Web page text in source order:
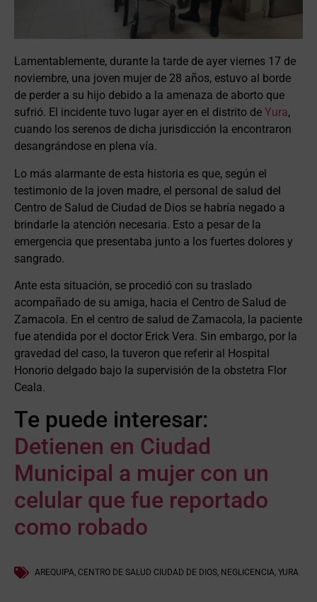
Lamentablemente, durante la tarde de ayer viernes 17 de
noviembre, una joven mujer de 28 años, estuvo al borde
de perder a su hijo debido a la amenaza de aborto que
sufrió. El incidente tuvo lugar ayer en el distrito de Yura,
cuando los serenos de dicha jurisdicción la encontraron
desangrándose en plena vía.
Lo más alarmante de esta historia es que, según el
testimonio de la joven madre, el personal de salud del
Centro de Salud de Ciudad de Dios se habría negado a
brindarle la atención necesaria. Esto a pesar de la
emergencia que presentaba junto a los fuertes dolores y
sangrado.
Ante esta situación, se procedió con su traslado
acompañado de su amiga, hacia el Centro de Salud de
Zamacola. En el centro de salud de Zamacola, la paciente
fue atendida por el doctor Erick Vera. Sin embargo, por la
gravedad del caso, la tuveron que referir al Hospital
Honorio delgado bajo la supervisión de la obstetra Flor
Ceala.
Te puede interesar:
Detienen en Ciudad
Municipal a mujer con un
celular que fue reportado
como robado
AREQUIPA, CENTRO DE SALUD CIUDAD DE DIOS, NEGLICENCIA, YURA